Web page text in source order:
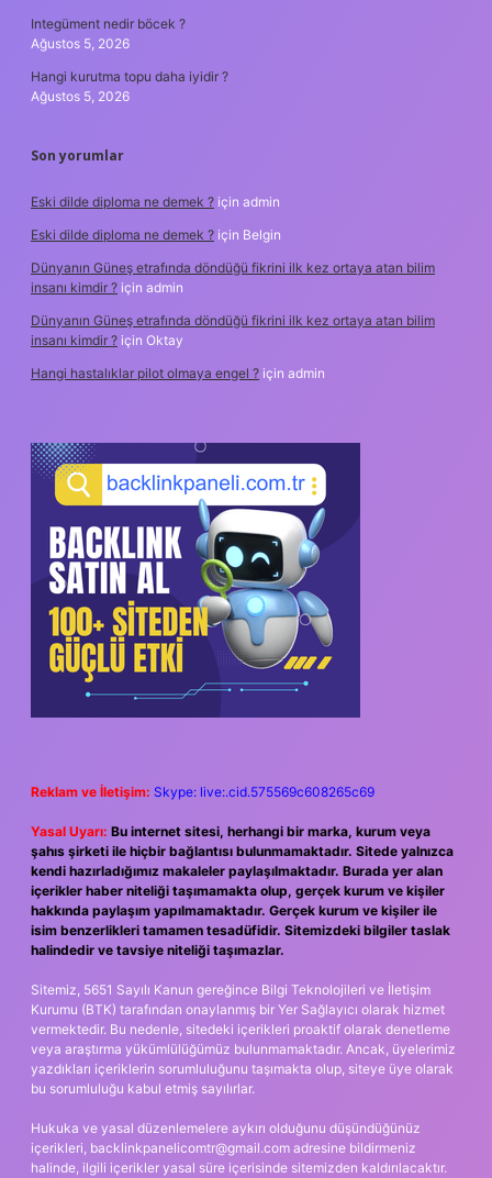
Integüment nedir böcek ?
Ağustos 5, 2026
Hangi kurutma topu daha iyidir ?
Ağustos 5, 2026
Son yorumlar
Eski dilde diploma ne demek ? için admin
Eski dilde diploma ne demek ? için Belgin
Dünyanın Güneş etrafında döndüğü fikrini ilk kez ortaya atan bilim
insanı kimdir ? için admin
Dünyanın Güneş etrafında döndüğü fikrini ilk kez ortaya atan bilim
insanı kimdir ? için Oktay
Hangi hastalıklar pilot olmaya engel ? için admin
Reklam ve İletişim: Skype: live:.cid.575569c608265c69
Yasal Uyarı: Bu internet sitesi, herhangi bir marka, kurum veya
şahıs şirketi ile hiçbir bağlantısı bulunmamaktadır. Sitede yalnızca
kendi hazırladığımız makaleler paylaşılmaktadır. Burada yer alan
içerikler haber niteliği taşımamakta olup, gerçek kurum ve kişiler
hakkında paylaşım yapılmamaktadır. Gerçek kurum ve kişiler ile
isim benzerlikleri tamamen tesadüfidir. Sitemizdeki bilgiler taslak
halindedir ve tavsiye niteliği taşımazlar.
Sitemiz, 5651 Sayılı Kanun gereğince Bilgi Teknolojileri ve İletişim
Kurumu (BTK) tarafından onaylanmış bir Yer Sağlayıcı olarak hizmet
vermektedir. Bu nedenle, sitedeki içerikleri proaktif olarak denetleme
veya araştırma yükümlülüğümüz bulunmamaktadır. Ancak, üyelerimiz
yazdıkları içeriklerin sorumluluğunu taşımakta olup, siteye üye olarak
bu sorumluluğu kabul etmiş sayılırlar.
Hukuka ve yasal düzenlemelere aykırı olduğunu düşündüğünüz
içerikleri, backlinkpanelicomtr@gmail.com adresine bildirmeniz
halinde, ilgili içerikler yasal süre içerisinde sitemizden kaldırılacaktır.